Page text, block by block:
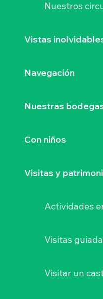
Nuestros
Vistas
Navegación
Nuestras
Con niños
Visitas y
Actividades
Visitas
Visitar un
02
tourisme.com
en su
la carretera a
para llegar a la
de la parada,
continuar en la
del pueblo, en
en la carretera